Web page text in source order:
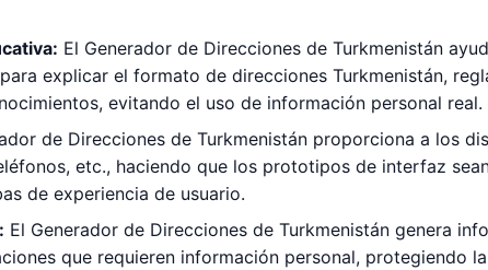
El Generador de Direcciones de Turkmenistán
explicar el formato de direcciones Turkmenistán,
evitando el uso de información personal real.
de Direcciones de Turkmenistán proporciona a los
etc., haciendo que los prototipos de interfaz
de experiencia de usuario.
El Generador de Direcciones de Turkmenistán genera
que requieren información personal, protegiendo